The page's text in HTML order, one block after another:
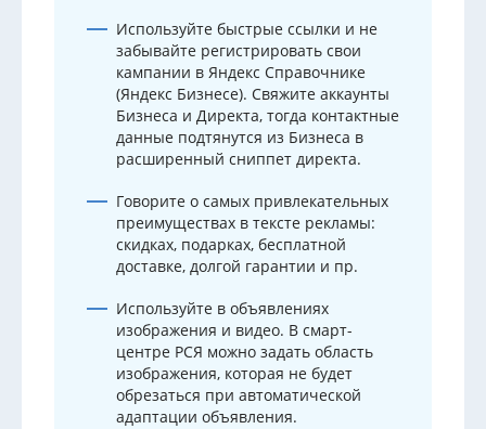
Используйте быстрые ссылки и не
забывайте регистрировать свои
кампании в Яндекс Справочнике
(Яндекс Бизнесе). Свяжите аккаунты
Бизнеса и Директа, тогда контактные
данные подтянутся из Бизнеса в
расширенный сниппет директа.
Говорите о самых привлекательных
преимуществах в тексте рекламы:
скидках, подарках, бесплатной
доставке, долгой гарантии и пр.
Используйте в объявлениях
изображения и видео. В смарт-
центре РСЯ можно задать область
изображения, которая не будет
обрезаться при автоматической
адаптации объявления.